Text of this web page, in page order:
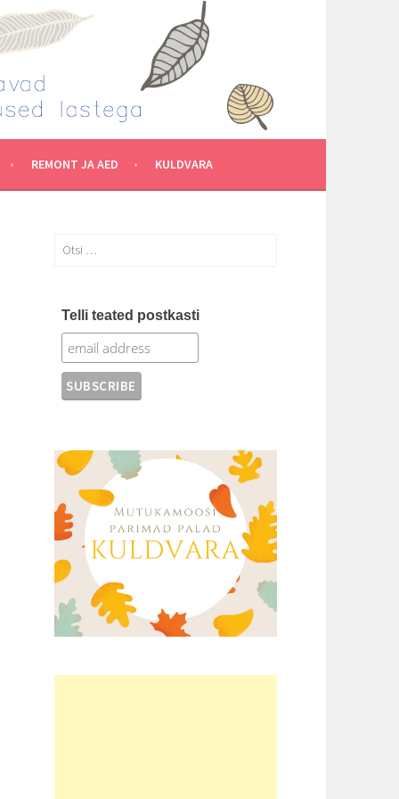
REMONT JA AED KULDVARA
Otsi:
Telli teated postkasti